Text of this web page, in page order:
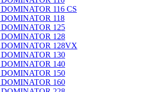
DOMINATOR 116 CS
DOMINATOR 118
DOMINATOR 125
DOMINATOR 128
DOMINATOR 128VX
DOMINATOR 130
DOMINATOR 140
DOMINATOR 150
DOMINATOR 160